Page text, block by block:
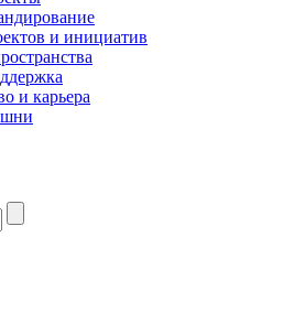
и инициатив
и карьера